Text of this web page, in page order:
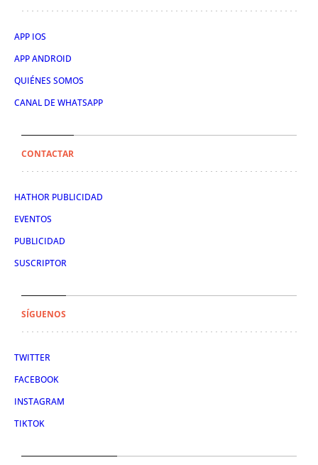
APP IOS
APP ANDROID
QUIÉNES SOMOS
CANAL DE WHATSAPP
CONTACTAR
HATHOR PUBLICIDAD
EVENTOS
PUBLICIDAD
SUSCRIPTOR
SÍGUENOS
TWITTER
FACEBOOK
INSTAGRAM
TIKTOK